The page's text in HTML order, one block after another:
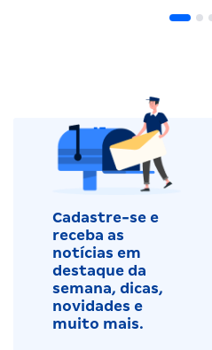
Cadastre-se e
receba as
notícias em
destaque da
semana, dicas,
novidades e
muito mais.